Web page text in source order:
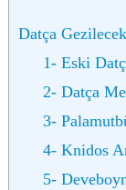
Datça
1- Eski
2- Datça
3-
4- Knidos
5-